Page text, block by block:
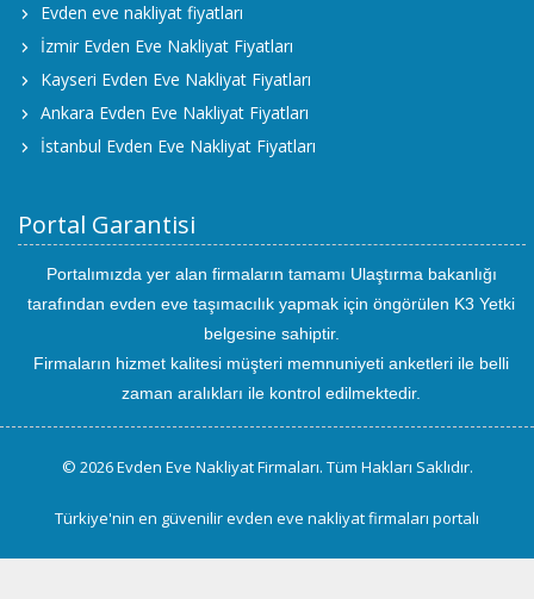
Evden eve nakliyat fiyatları
İzmir Evden Eve Nakliyat Fiyatları
Kayseri Evden Eve Nakliyat Fiyatları
Ankara Evden Eve Nakliyat Fiyatları
İstanbul Evden Eve Nakliyat Fiyatları
Portal Garantisi
Portalımızda yer alan firmaların tamamı Ulaştırma bakanlığı
tarafından evden eve taşımacılık yapmak için öngörülen K3 Yetki
belgesine sahiptir.
Firmaların hizmet kalitesi müşteri memnuniyeti anketleri ile belli
zaman aralıkları ile kontrol edilmektedir.
© 2026 Evden Eve Nakliyat Firmaları. Tüm Hakları Saklıdır.
Türkiye'nin en güvenilir evden eve nakliyat firmaları portalı